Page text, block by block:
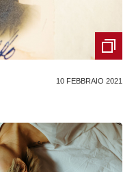
10 FEBBRAIO 2021